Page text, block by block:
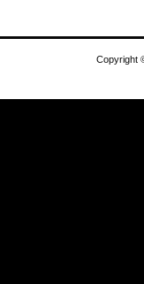
Copyright